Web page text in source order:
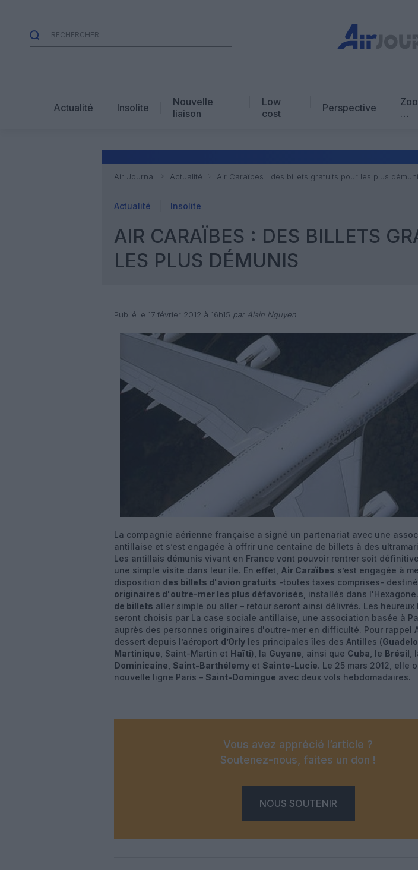
Actualité Insolite
Nouvelle
liaison
Low
cost
Perspective
…
Air Journal Actualité Air Caraïbes : des billets gratuits pour les plus
Actualité Insolite
AIR CARAÏBES : DES BILLETS
LES PLUS DÉMUNIS
Publié le 17 février 2012 à 16h15 par Alain Nguyen
La compagnie aérienne française a signé un partenariat avec une
antillaise et s’est engagée à offrir une centaine de billets à des
Les antillais démunis vivant en France vont pouvoir rentrer soit
une simple visite dans leur île. En effet, Air Caraïbes s’est engagée à
disposition des billets d'avion gratuits -toutes taxes comprises-
originaires d'outre-mer les plus défavorisés , installés dans l'Hexagone.
de billets aller simple ou aller – retour seront ainsi délivrés. Les
seront choisis par La case sociale antillaise, une association basée à
auprès des personnes originaires d'outre-mer en difficulté. Pour rappel
dessert depuis l’aéroport d’Orly les principales îles des Antilles (
Martinique , Saint-Martin et Haïti), la Guyane , ainsi que Cuba , le Brésil ,
Dominicaine Saint-Barthélemy et Sainte-Lucie. Le 25 mars 2012, elle
nouvelle ligne Paris – Saint-Domingue avec deux vols hebdomadaires.
Vous avez apprécié l’article ?
Soutenez-nous, faites un don !
NOUS SOUTENIR